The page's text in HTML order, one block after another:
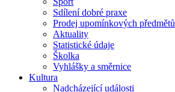
Sdílení dobré praxe
Prodej upomínkových předmětů
Aktuality
Statistické údaje
Školka
Vyhlášky a směrnice
Kultura
Nadcházející události